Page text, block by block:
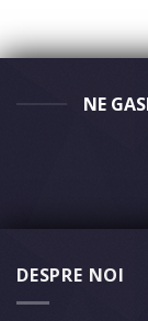
NE
DESPRE NOI